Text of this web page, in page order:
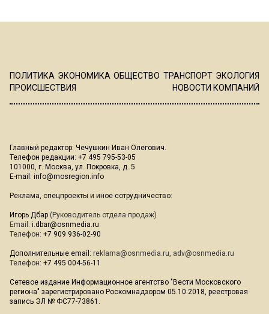
ПОЛИТИКА ЭКОНОМИКА ОБЩЕСТВО ТРАНСПОРТ ЭКОЛОГИЯ
ПРОИСШЕСТВИЯ
НОВОСТИ КОМПАНИЙ
Главный редактор: Чечушкин Иван Олегович.
Телефон редакции: +7 495 795-53-05
101000, г. Москва, ул. Покровка, д. 5
E-mail: info@mosregion.info
Реклама, спецпроекты и иное сотрудничество:
Игорь Дбар (Руководитель отдела продаж)
Email: i.dbar@osnmedia.ru
Телефон: +7 909 936-02-90
Дополнительные email: reklama@osnmedia.ru, adv@osnmedia.ru
Телефон: +7 495 004-56-11
Сетевое издание Информационное агентство "Вести Московского
региона" зарегистрировано Роскомнадзором 05.10.2018, реестровая
запись ЭЛ № ФС77-73861.